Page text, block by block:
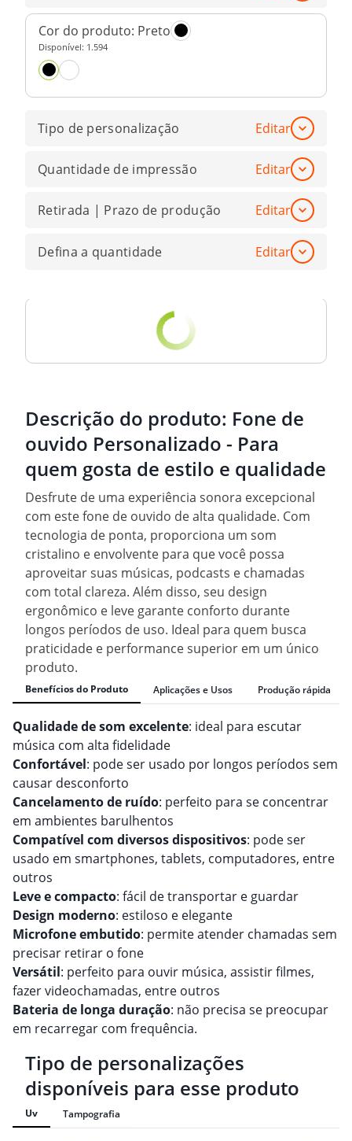
Cor do produto: Preto
Disponível: 1.594
Tipo de personalização Editar
Quantidade de impressão Editar
Retirada | Prazo de produção Editar
Defina a quantidade Editar
Descrição do produto: Fone de
ouvido Personalizado - Para
quem gosta de estilo e qualidade
Desfrute de uma experiência sonora excepcional
com este fone de ouvido de alta qualidade. Com
tecnologia de ponta, proporciona um som
cristalino e envolvente para que você possa
aproveitar suas músicas, podcasts e chamadas
com total clareza. Além disso, seu design
ergonômico e leve garante conforto durante
longos períodos de uso. Ideal para quem busca
praticidade e performance superior em um único
produto.
Benefícios do Produto Aplicações e Usos Produção rápida
Qualidade de som excelente: ideal para escutar
música com alta fidelidade
Confortável: pode ser usado por longos períodos sem
causar desconforto
Cancelamento de ruído: perfeito para se concentrar
em ambientes barulhentos
Compatível com diversos dispositivos: pode ser
usado em smartphones, tablets, computadores, entre
outros
Leve e compacto: fácil de transportar e guardar
Design moderno: estiloso e elegante
Microfone embutido: permite atender chamadas sem
precisar retirar o fone
Versátil: perfeito para ouvir música, assistir filmes,
fazer videochamadas, entre outros
Bateria de longa duração: não precisa se preocupar
em recarregar com frequência.
Tipo de personalizações
disponíveis para esse produto
Uv Tampografia